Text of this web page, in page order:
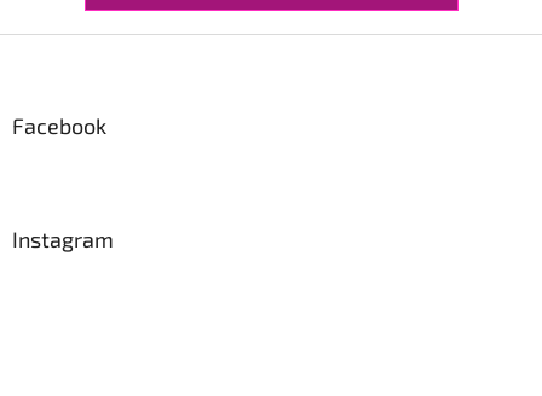
Facebook
Instagram